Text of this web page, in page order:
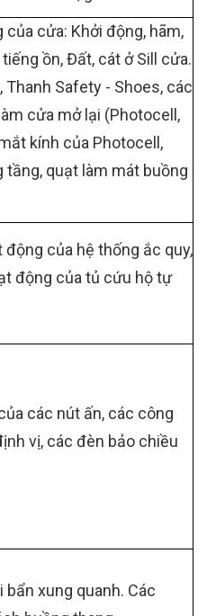
của cửa: Khởi động, hãm,
ồn, Đất, cát ở Sill cửa.
Thanh Safety - Shoes, các
cửa mở lại (Photocell,
kính của Photocell,
tầng, quạt làm mát buồng
động của hệ thống ắc quy,
động của tủ cứu hộ tự
các nút ấn, các công
vị, các đèn bảo chiều
bẩn xung quanh. Các